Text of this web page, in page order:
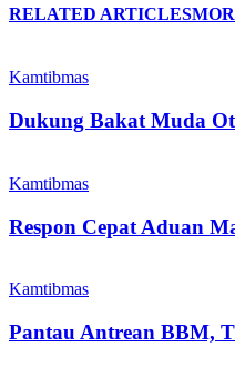
RELATED ARTICLES
Kamtibmas
Dukung Bakat Muda
Kamtibmas
Respon Cepat Aduan
Kamtibmas
Pantau Antrean BBM,